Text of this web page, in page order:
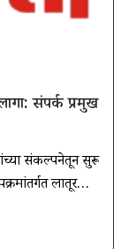
संपर्क प्रमुख
संकल्पनेतून सुरू
लातूर